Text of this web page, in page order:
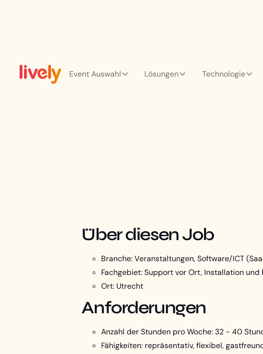
Event Auswahl Lösungen Technologie
Über diesen Job
Branche: Veranstaltungen, Software/ICT
Fachgebiet: Support vor Ort, Installation
Ort: Utrecht
Anforderungen
Anzahl der Stunden pro Woche: 32 - 40
Fähigkeiten: repräsentativ, flexibel,